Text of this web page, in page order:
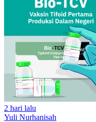
2 hari lalu
Yuli Nurhanisah